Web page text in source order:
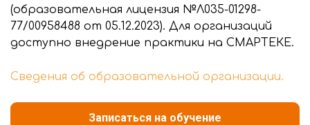
(образовательная лицензия №Л035-01298-
77/00958488 от 05.12.2023). Для организаций
доступно внедрение практики на СМАРТЕКЕ.
Сведения об образовательной организации.
Записаться на обучение